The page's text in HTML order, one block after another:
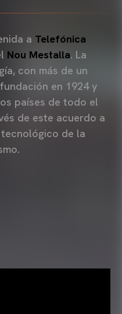
a Telefónica
Nou Mestalla. La
con más de un
en 1924 y
países de todo el
de este acuerdo a
de la